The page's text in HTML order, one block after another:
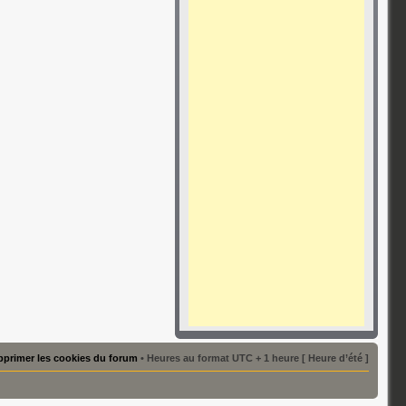
les cookies du forum • Heures au format UTC + 1 heure [ Heure d’été ]